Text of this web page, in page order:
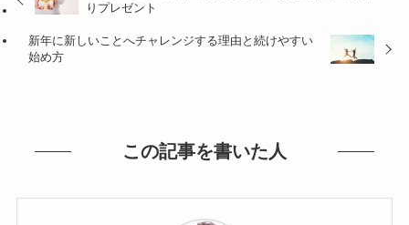
りプレゼント
新年に新しいことへチャレンジする理由と続けやすい
始め方
この記事を書いた人